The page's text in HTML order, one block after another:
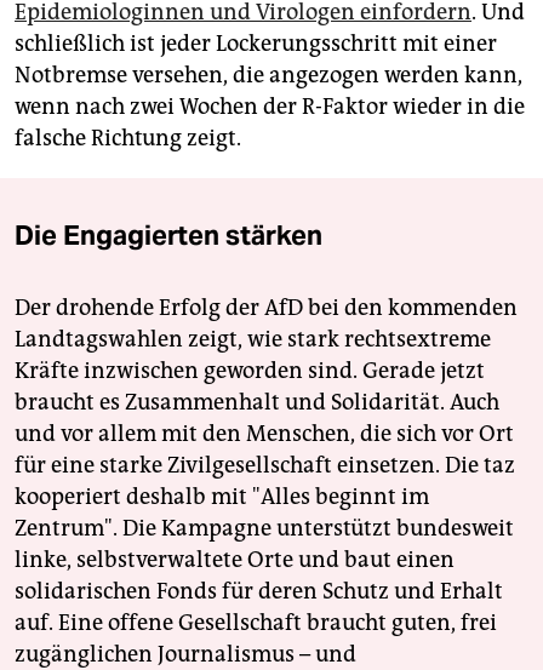
Epidemiologinnen und Virologen einfordern. Und
schließlich ist jeder Lockerungsschritt mit einer
Notbremse versehen, die angezogen werden kann,
wenn nach zwei Wochen der R-Faktor wieder in die
falsche Richtung zeigt.
Die Engagierten stärken
Der drohende Erfolg der AfD bei den kommenden
Landtagswahlen zeigt, wie stark rechtsextreme
Kräfte inzwischen geworden sind. Gerade jetzt
braucht es Zusammenhalt und Solidarität. Auch
und vor allem mit den Menschen, die sich vor Ort
für eine starke Zivilgesellschaft einsetzen. Die taz
kooperiert deshalb mit "Alles beginnt im
Zentrum". Die Kampagne unterstützt bundesweit
linke, selbstverwaltete Orte und baut einen
solidarischen Fonds für deren Schutz und Erhalt
auf. Eine offene Gesellschaft braucht guten, frei
zugänglichen Journalismus – und